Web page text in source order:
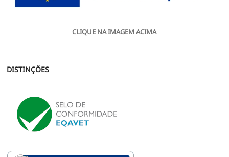
CLIQUE NA IMAGEM ACIMA
DISTINÇÕES